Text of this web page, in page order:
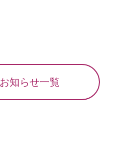
お知らせ一覧